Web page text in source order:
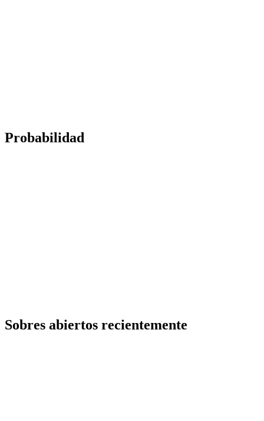
Probabilidad
Sobres abiertos recientemente